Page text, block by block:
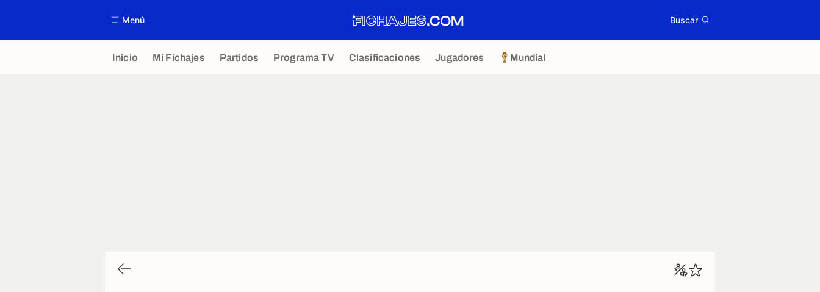
Menú Buscar
Inicio Mi Fichajes Partidos Programa TV Clasificaciones Jugadores Mundial